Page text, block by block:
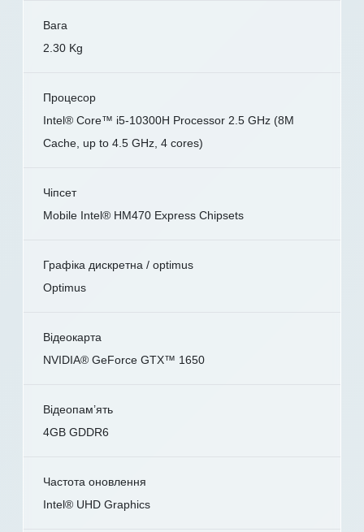
Вага
2.30 Kg
Процесор
Intel® Core™ i5-10300H Processor 2.5 GHz (8M
Cache, up to 4.5 GHz, 4 cores)
Чіпсет
Mobile Intel® HM470 Express Chipsets
Графіка дискретна / optimus
Optimus
Відеокарта
NVIDIA® GeForce GTX™ 1650
Відеопам’ять
4GB GDDR6
Частота оновлення
Intel® UHD Graphics